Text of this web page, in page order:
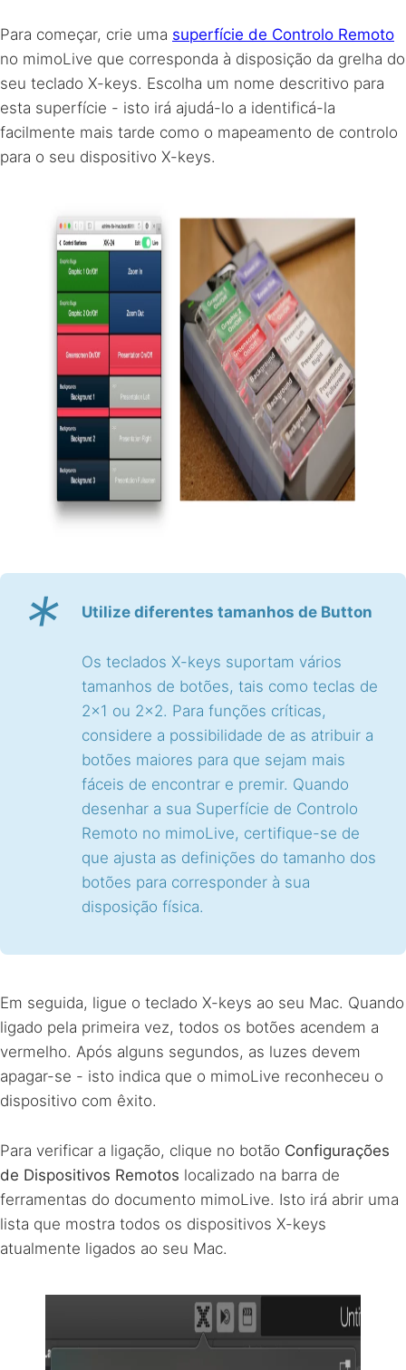
Para começar, crie uma superfície de Controlo Remoto
no mimoLive que corresponda à disposição da grelha do
seu teclado X-keys. Escolha um nome descritivo para
esta superfície - isto irá ajudá-lo a identificá-la
facilmente mais tarde como o mapeamento de controlo
para o seu dispositivo X-keys.
* Utilize diferentes tamanhos de Button
Os teclados X-keys suportam vários
tamanhos de botões, tais como teclas de
2×1 ou 2×2. Para funções críticas,
considere a possibilidade de as atribuir a
botões maiores para que sejam mais
fáceis de encontrar e premir. Quando
desenhar a sua Superfície de Controlo
Remoto no mimoLive, certifique-se de
que ajusta as definições do tamanho dos
botões para corresponder à sua
disposição física.
Em seguida, ligue o teclado X-keys ao seu Mac. Quando
ligado pela primeira vez, todos os botões acendem a
vermelho. Após alguns segundos, as luzes devem
apagar-se - isto indica que o mimoLive reconheceu o
dispositivo com êxito.
Para verificar a ligação, clique no botão Configurações
de Dispositivos Remotos localizado na barra de
ferramentas do documento mimoLive. Isto irá abrir uma
lista que mostra todos os dispositivos X-keys
atualmente ligados ao seu Mac.